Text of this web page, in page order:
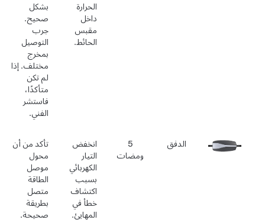
الحرارة
داخل
مقبس
الحائط.
بشكل
صحيح.
جرب
التوصيل
بمخرج
مختلف. إذا
لم تكن
متأكدًا،
فاستشر
الفني.
الدفق
ومضات
انخفض
التيار
الكهربائي
بسبب
اكتشاف
خطأ في
المهايئ.
تأكد من أن
محول
موصل
الطاقة
متصل
بطريقة
صحيحة.